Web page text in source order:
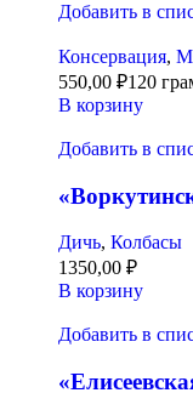
Добавить в
Консервация,
550,00 ₽120
В корзину
Добавить в
Дичь, Колбасы
1350,00 ₽
В корзину
Добавить в